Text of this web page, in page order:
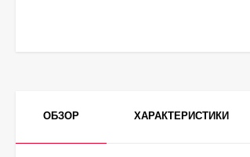
ОБЗОР ХАРАКТЕРИСТИКИ